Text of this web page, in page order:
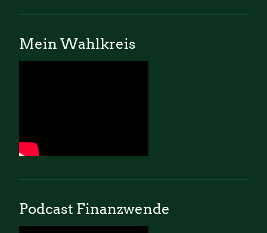
Mein Wahlkreis
Podcast Finanzwende